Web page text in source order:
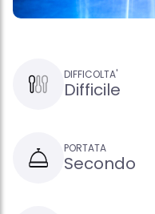
DIFFICOLTA'
Difficile
PORTATA
Secondo